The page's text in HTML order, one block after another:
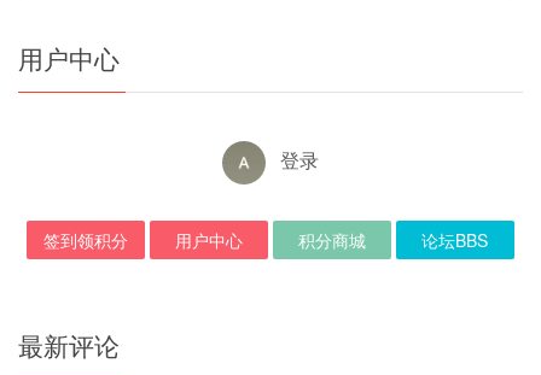
用户中心
登录
签到领积分 用户中心 积分商城 论坛BBS
最新评论